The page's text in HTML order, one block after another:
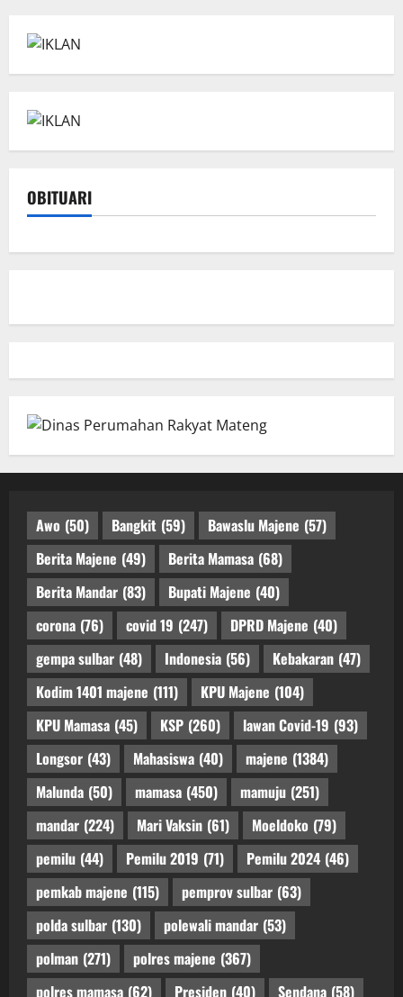
OBITUARI
Awo (50) Bangkit (59) Bawaslu Majene (57)
Berita Majene (49) Berita Mamasa (68)
Berita Mandar (83) Bupati Majene (40)
corona (76) covid 19 (247) DPRD Majene (40)
gempa sulbar (48) Indonesia (56) Kebakaran (47)
Kodim 1401 majene (111) KPU Majene (104)
KPU Mamasa (45) KSP (260) lawan Covid-19 (93)
Longsor (43) Mahasiswa (40) majene (1384)
Malunda (50) mamasa (450) mamuju (251)
mandar (224) Mari Vaksin (61) Moeldoko (79)
pemilu (44) Pemilu 2019 (71) Pemilu 2024 (46)
pemkab majene (115) pemprov sulbar (63)
polda sulbar (130) polewali mandar (53)
polman (271) polres majene (367)
polres mamasa (62) Presiden (40) Sendana (58)